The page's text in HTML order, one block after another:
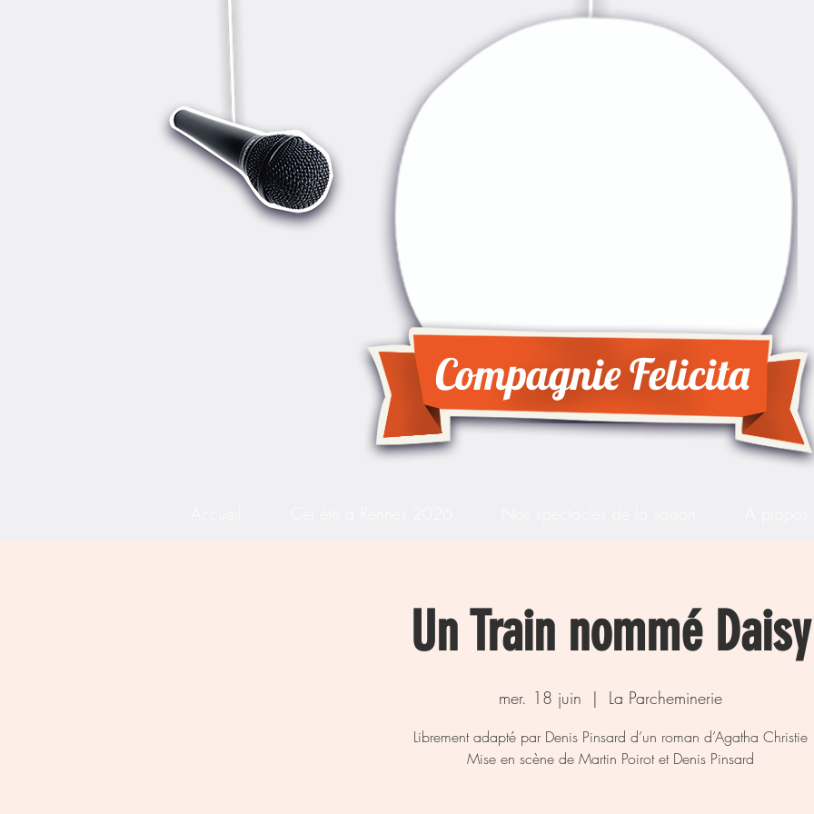
Compagnie Felicita
Un Train nommé Daisy
mer. 18 juin
  |
La Parcheminerie
Librement adapté par Denis Pinsard d’un roman d’Agatha Christie